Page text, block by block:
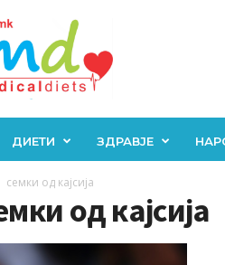
ДИЕТИ ЗДРАВЈЕ
семки од кајсија
од кајсија